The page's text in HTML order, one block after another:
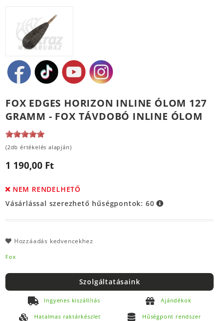
FOX EDGES HORIZON INLINE ÓLOM 127
GRAMM - FOX TÁVDOBÓ INLINE ÓLOM
(2db értékelés alapján)
1 190,00 Ft
NEM RENDELHETŐ
Vásárlással szerezhető hűségpontok: 60
Hozzáadás kedvencekhez
Fox
Szolgáltatásaink
Ingyenes kiszállítás Ajándékok
Hatalmas raktárkészlet Hűségpont rendszer